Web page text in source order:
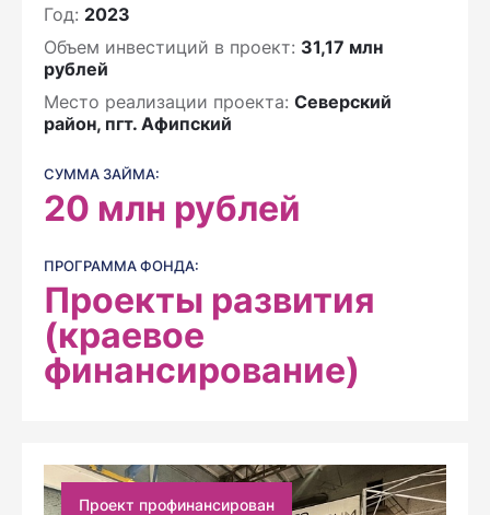
Год: 2023
Объем инвестиций в проект: 31,17 млн
рублей
Место реализации проекта: Северский
район, пгт. Афипский
СУММА ЗАЙМА:
20 млн рублей
ПРОГРАММА ФОНДА:
Проекты развития
(краевое
финансирование)
Проект профинансирован